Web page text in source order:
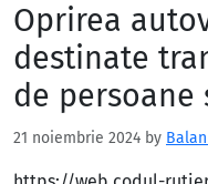
Oprirea
destinate
de persoane
21 noiembrie 2024 by